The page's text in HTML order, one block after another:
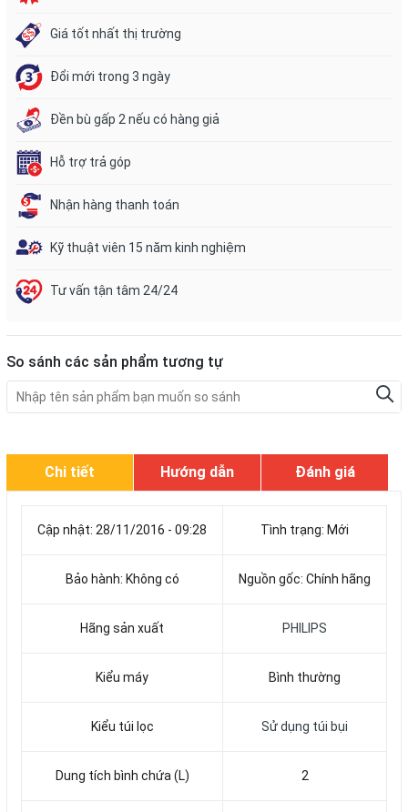
Giá tốt nhất thị trường
Đổi mới trong 3 ngày
Đền bù gấp 2 nếu có hàng giả
Hỗ trợ trả góp
Nhận hàng thanh toán
Kỹ thuật viên 15 năm kinh nghiệm
Tư vấn tận tâm 24/24
So sánh các sản phẩm tương tự
Chi tiết Hướng dẫn Đánh giá
Cập nhật: 28/11/2016 - 09:28 Tình trạng: Mới
Bảo hành: Không có Nguồn gốc: Chính hãng
Hãng sản xuất PHILIPS
Kiểu máy Bình thường
Kiểu túi lọc Sử dụng túi bụi
Dung tích bình chứa (L) 2